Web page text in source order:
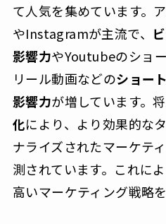
て人気を集めています。
やInstagramが主流で、
影響力やYoutubeのショ
リール動画などのショー
影響力が増しています。将
化により、より効果的な
ナライズされたマーケテ
測されています。これに
高いマーケティング戦略